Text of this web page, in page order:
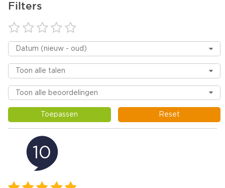
Filters
Toepassen Reset
10